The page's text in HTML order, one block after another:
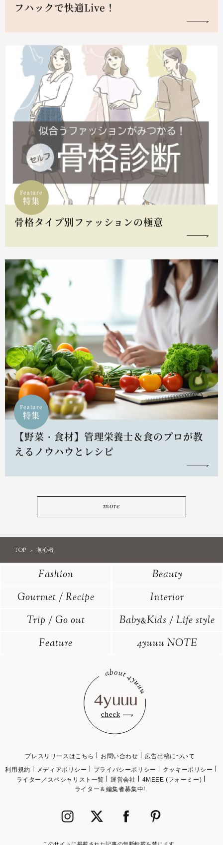
フハックで快適Live！
Feature
特集
骨格タイプ別ファッションの極意
Feature
特集
【野菜・食材】管理栄養士＆食のプロが教
えるノウハウとレシピ
more
TOP 初心者
Fashion
Beauty
Gourmet / Recipe
Interior
Trip / Go out
Baby&Kids / Life style
Feature
4yuuu NOTE
プレスリリースはこちら お問い合わせ
広告出稿について
利用規約
メディアポリシー プライバシーポリシー
クッキーポリシー
ライター／スペシャリスト一覧
運営会社
4MEEE (フォーミー)
ライター＆編集者募集中!